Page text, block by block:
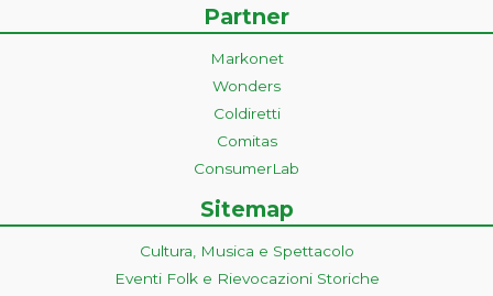
Partner
Markonet
Wonders
Coldiretti
Comitas
ConsumerLab
Sitemap
Cultura, Musica e Spettacolo
Eventi Folk e Rievocazioni Storiche